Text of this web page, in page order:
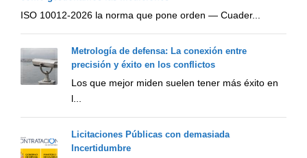
ISO 10012-2026 la norma que pone orden — Cuader...
Metrología de defensa: La conexión entre
precisión y éxito en los conflictos
Los que mejor miden suelen tener más éxito en
l...
Licitaciones Públicas con demasiada
Incertidumbre